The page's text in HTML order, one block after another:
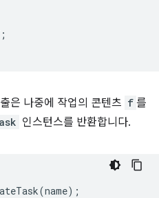
;
은 나중에 작업의 콘텐츠 f 를
인스턴스를 반환합니다.
(name);